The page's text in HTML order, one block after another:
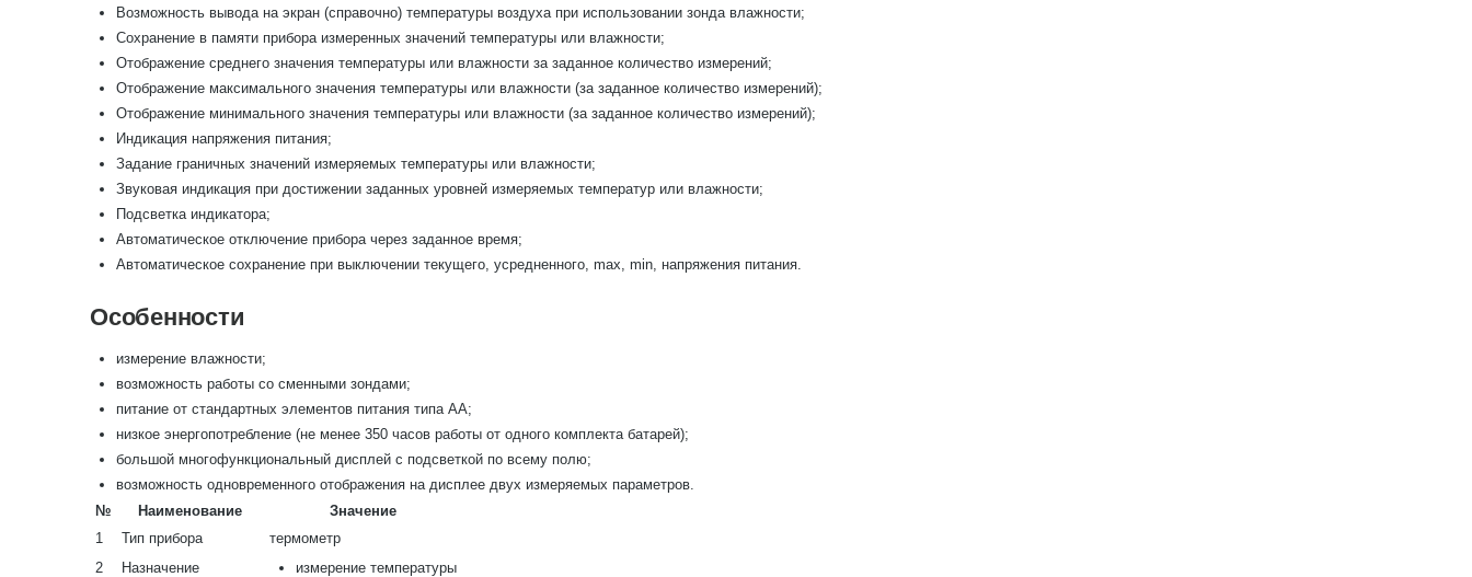
Возможность вывода на экран (справочно) температуры воздуха при использовании зонда влажности;
Сохранение в памяти прибора измеренных значений температуры или влажности;
Отображение среднего значения температуры или влажности за заданное количество измерений;
Отображение максимального значения температуры или влажности (за заданное количество измерений);
Отображение минимального значения температуры или влажности (за заданное количество измерений);
Индикация напряжения питания;
Задание граничных значений измеряемых температуры или влажности;
Звуковая индикация при достижении заданных уровней измеряемых температур или влажности;
Подсветка индикатора;
Автоматическое отключение прибора через заданное время;
Автоматическое сохранение при выключении текущего, усредненного, max, min, напряжения питания.
Особенности
измерение влажности;
возможность работы со сменными зондами;
питание от стандартных элементов питания типа АА;
низкое энергопотребление (не менее 350 часов работы от одного комплекта батарей);
большой многофункциональный дисплей с подсветкой по всему полю;
возможность одновременного отображения на дисплее двух измеряемых параметров.
№
Наименование
Значение
1
Тип прибора
термометр
2
Назначение
измерение температуры